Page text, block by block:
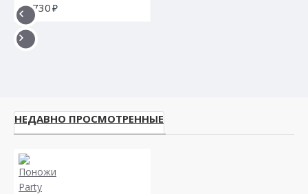
1730
НЕДАВНО ПРОСМОТРЕННЫЕ